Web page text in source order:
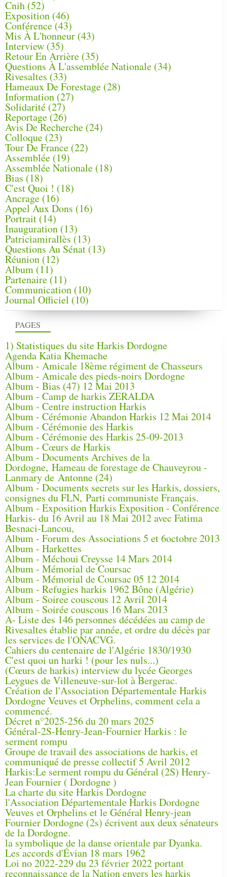
PAGES
1) Statistiques du site Harkis Dordogne
Agenda Katia Khemache
Album - Amicale 18ème régiment de Chasseurs
Album - Amicale des pieds-noirs Dordogne
Album - Bias (47) 12 Mai 2013
Album - Camp de harkis ZERALDA
Album - Centre instruction Harkis
Album - Cérémonie Abandon Harkis 12 Mai 2014
Album - Cérémonie des Harkis
Album - Cérémonie des Harkis 25-09-2013
Album - Cœurs de Harkis
Album - Documents Archives de la
Dordogne, Hameau de forestage de Chauveyrou -
Lanmary de Antonne (24)
Album - Documents secrets sur les Harkis, dossiers,
consignes du FLN, Parti communiste Français.
Album - Exposition Harkis Exposition - Conférence
Harkis- du 16 Avril au 18 Mai 2012 avec Fatima
Besnaci-Lancou,
Album - Forum des Associations 5 et 6octobre 2013
Album - Harkettes
Album - Méchoui Creysse 14 Mars 2014
Album - Mémorial de Coursac
Album - Mémorial de Coursac 05 12 2014
Album - Refugies harkis 1962 Bône (Algérie)
Album - Soiree couscous 12 Avril 2014
Album - Soirée couscous 16 Mars 2013
A- Liste des 146 personnes décédées au camp de
Rivesaltes établie par année, et ordre du décès par
les services de l'ONACVG.
Cahiers du centenaire de l'Algérie 1830/1930
C'est quoi un harki ! (pour les nuls...)
(Cœurs de harkis) interview du lycée Georges
Leygues de Villeneuve-sur-lot à Bergerac.
Création de l'Association Départementale Harkis
Dordogne Veuves et Orphelins, comment cela a
commencé.
Décret n°2025-256 du 20 mars 2025
Général-2S-Henry-Jean-Fournier Harkis : le
serment rompu
Groupe de travail des associations de harkis, et
communiqué de presse collectif 5 Avril 2012
Harkis:Le serment rompu du Général (2S) Henry-
Jean Fournier ( Dordogne )
La charte du site Harkis Dordogne
l'Association Départementale Harkis Dordogne
Veuves et Orphelins et le Général Henry-jean
Fournier Dordogne (2s) écrivent aux deux sénateurs
de la Dordogne.
la symbolique de la danse orientale par Dyanka.
Les accords d'Évian 18 mars 1962
Loi no 2022-229 du 23 février 2022 portant
reconnaissance de la Nation envers les harkis
Cnih (52)
Exposition (46)
Conférence(43)
Mis À L'honneur (43)
Interview (35)
Retour En Arrière (35)
Questions À L'assemblée Nationale (34)
Rivesaltes (33)
Hameaux De Forestage (28)
Information (27)
Solidarité (27)
Reportage(26)
Avis De Recherche (24)
Colloque (23)
Tour De France (22)
Assemblée (19)
Assemblée Nationale (18)
Bias (18)
C'est Quoi ! (18)
Ancrage (16)
Appel Aux Dons (16)
Portrait (14)
Inauguration (13)
Patriciamirallès (13)
Questions Au Sénat(13)
Réunion (12)
Album (11)
Partenaire(11)
Communication (10)
Journal Officiel (10)